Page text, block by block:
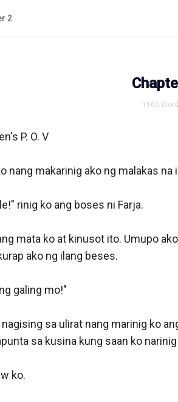
2
1160
P. O. V
nang makarinig ako ng malakas na
rinig ko ang boses ni Farja.
mata ko at kinusot ito. Umupo
ako ng ilang beses.
galing mo!"
sa ulirat nang marinig ko
sa kusina kung saan ko
ko.